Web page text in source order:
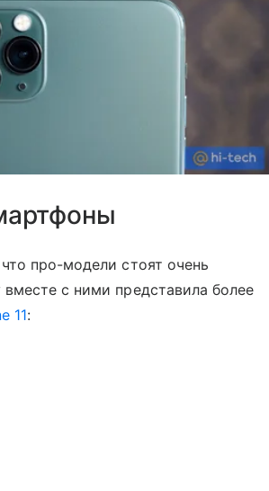
про-модели стоят очень
с ними представила более
11: